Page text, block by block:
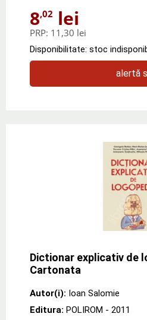
8,02 lei
PRP: 11,30 lei
Disponibilitate: stoc
alertă
Dictionar explicativ de
Cartonata
Autor(i): Ioan Salomie
Editura: POLIROM - 2011